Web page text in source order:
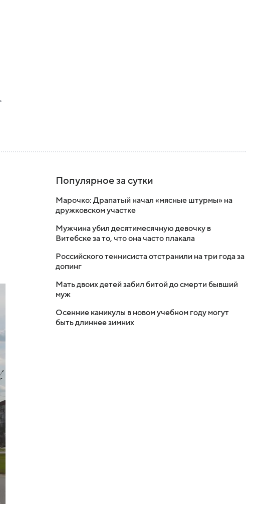
Популярное за сутки
Марочко: Драпатый начал «мясные штурмы» на
дружковском участке
Мужчина убил десятимесячную девочку в
Витебске за то, что она часто плакала
Российского теннисиста отстранили на три года за
допинг
Мать двоих детей забил битой до смерти бывший
муж
Осенние каникулы в новом учебном году могут
быть длиннее зимних